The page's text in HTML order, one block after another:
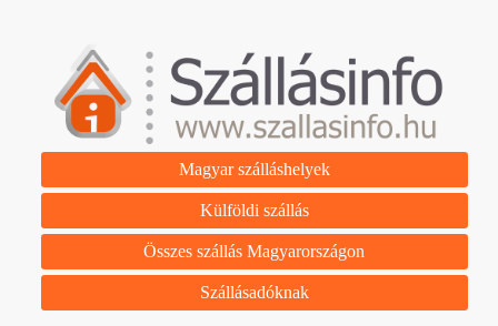
Magyar szálláshelyek
Külföldi szállás
Összes szállás Magyarországon
Szállásadóknak